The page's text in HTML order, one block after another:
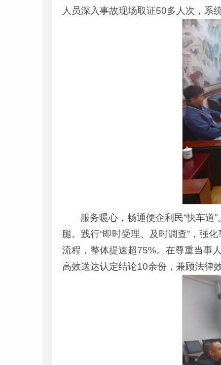
人员深入事故现场取证50多人次，系
服务暖心，畅通便企利民“快车
腿。践行“即时受理、及时调查”，强
流程，整体提速超75%。在尊重当事
高效送达认定结论10余份，兼顾法律